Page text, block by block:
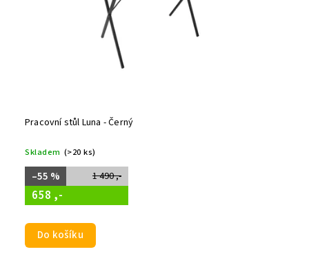
Pracovní stůl Luna - Černý
Skladem (>20 ks)
1 490 ,-
–55 %
658 ,-
Do košíku